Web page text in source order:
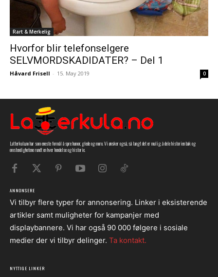
Rart & Merkelig
Hvorfor blir telefonselgere
SELVMORDSKADIDATER? – Del 1
Håvard Frisell - 15. May 2019 0
Latterkula.no har som eneste formål å spre humor, glede og moro. Vi ønsker også, så langt det er mulig, å dele historien bak og
omstendighetene rundt en hver hendelse og historie.
ANNONSERE
Vi tilbyr flere typer for annonsering. Linker i eksisterende
artikler samt muligheter for kampanjer med
displaybannere. Vi har også 90 000 følgere i sosiale
medier der vi tilbyr delinger. Ta kontakt.
NYTTIGE LINKER